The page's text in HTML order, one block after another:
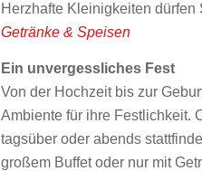
Herzhafte Kleinigkeiten dürfen
Getränke & Speisen
Ein unvergessliches Fest
Von der Hochzeit bis zur
Ambiente für ihre Festlichkeit.
tagsüber oder abends
großem Buffet oder nur mit